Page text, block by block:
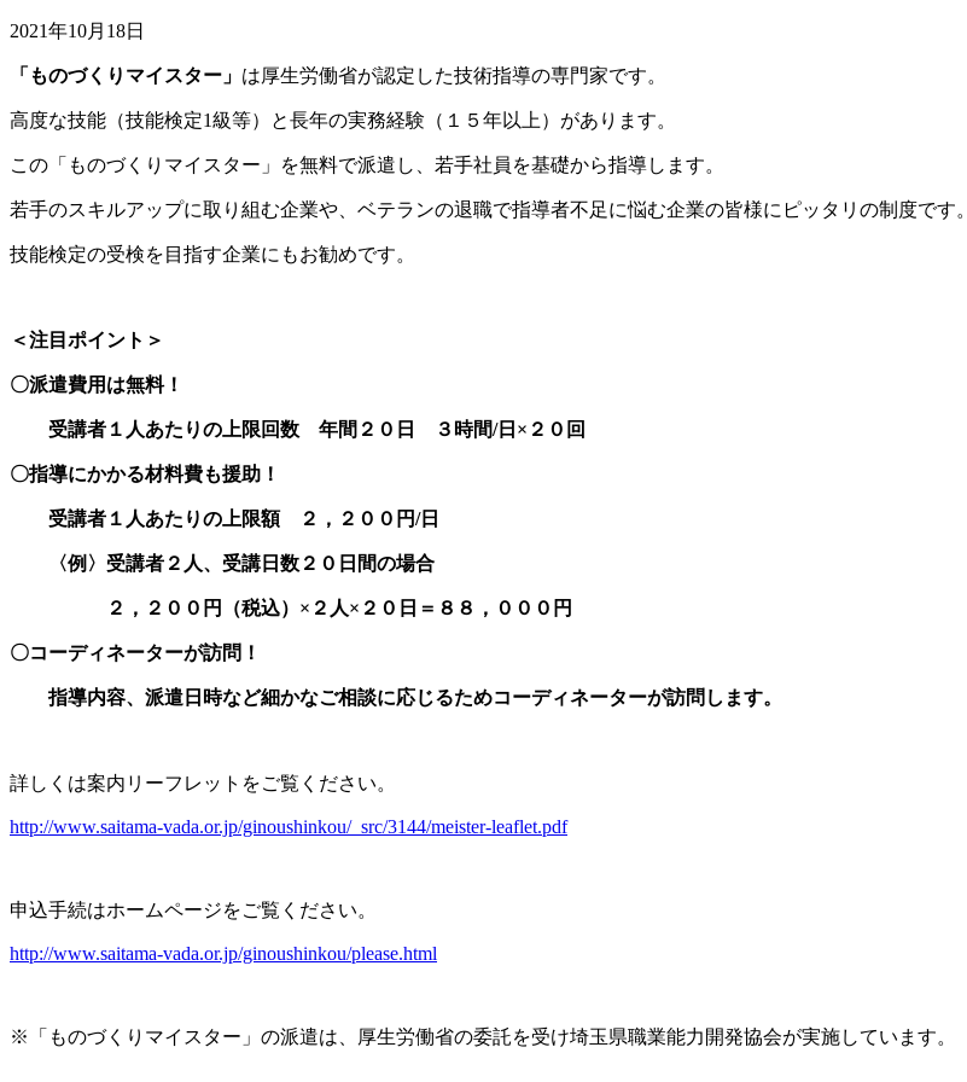
2021年10月18日
「ものづくりマイスター」 は厚生労働省が認定した技術指導の専門家です。
高度な技能（技能検定1級等）と長年の実務経験（１５年以上）があります。
この「ものづくりマイスター」を無料で派遣し、若手社員を基礎から指導します。
若手のスキルアップに取り組む企業や、ベテランの退職で指導者不足に悩む企業の皆様にピッタリの制度です。
技能検定の受検を目指す企業にもお勧めです。
＜注目ポイント＞
〇派遣費用は無料！
受講者１人あたりの上限回数 年間２０日 ３時間/日×２０回
〇指導にかかる材料費も援助！
受講者１人あたりの上限額 ２，２００円/日
〈例〉受講者２人、受講日数２０日間の場合
２，２００円（税込）×２人×２０日＝８８，０００円
〇コーディネーターが訪問！
指導内容、派遣日時など細かなご相談に応じるためコーディネーターが訪問します。
詳しくは案内リーフレットをご覧ください。
http://www.saitama-vada.or.jp/ginoushinkou/_src/3144/meister-leaflet.pdf
申込手続はホームページをご覧ください。
http://www.saitama-vada.or.jp/ginoushinkou/please.html
※「ものづくりマイスター」の派遣は、厚生労働省の委託を受け埼玉県職業能力開発協会が実施しています。